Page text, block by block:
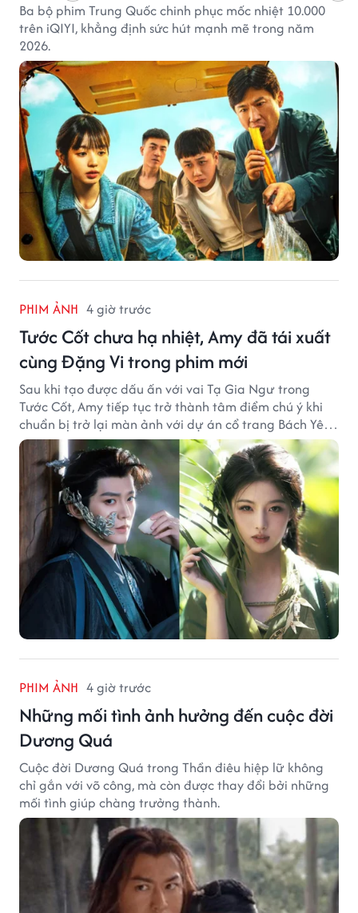
Ba bộ phim Trung Quốc chinh phục mốc nhiệt 10.000
trên iQIYI, khẳng định sức hút mạnh mẽ trong năm
2026.
PHIM ẢNH 4 giờ trước
Tước Cốt chưa hạ nhiệt, Amy đã tái xuất
cùng Đặng Vi trong phim mới
Sau khi tạo được dấu ấn với vai Tạ Gia Ngư trong
Tước Cốt, Amy tiếp tục trở thành tâm điểm chú ý khi
chuẩn bị trở lại màn ảnh với dự án cổ trang Bách Yêu
Phổ.
PHIM ẢNH 4 giờ trước
Những mối tình ảnh hưởng đến cuộc đời
Dương Quá
Cuộc đời Dương Quá trong Thần điêu hiệp lữ không
chỉ gắn với võ công, mà còn được thay đổi bởi những
mối tình giúp chàng trưởng thành.